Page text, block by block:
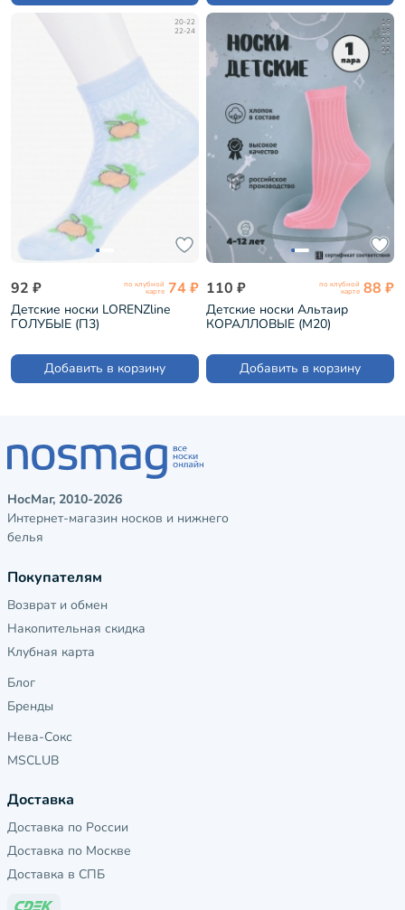
20-22
22-24
92 ₽ по клубной
карте 74 ₽
Детские носки LORENZline
ГОЛУБЫЕ (П3)
Добавить в корзину
16
18
20
22
110 ₽ по клубной
карте 88 ₽
Детские носки Альтаир
КОРАЛЛОВЫЕ (М20)
Добавить в корзину
НосМаг, 2010-2026
Интернет-магазин носков и нижнего
белья
Покупателям
Возврат и обмен
Накопительная скидка
Клубная карта
Блог
Бренды
Нева-Сокс
MSCLUB
Доставка
Доставка по России
Доставка по Москве
Доставка в СПБ